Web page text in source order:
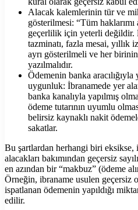
Alacak kalemlerinin tür ve
gösterilmesi: “Tüm
geçerlilik için yeterli değildir.
tazminatı, fazla mesai, yıllık
ayrı gösterilmeli ve her
yazılmalıdır.
Ödemenin banka aracılığıyla
uygunluk: İbranamede yer
banka kanalıyla yapılmış
ödeme tutarının uyumlu
belirsiz kaynaklı nakit
sakatlar.
Bu şartlardan herhangi biri eksikse,
alacakları bakımından geçersiz
en azından bir “makbuz” (ödeme
Örneğin, ibraname usulen geçersiz
ispatlanan ödemenin yapıldığı
edilir.